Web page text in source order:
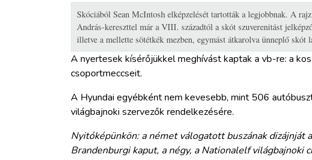
Skóciából Sean McIntosh elképzelését tartották a legjobbnak. A
András-kereszttel már a VIII. századtól a skót szuverenitást
illetve a mellette sötétkék mezben, egymást átkarolva ünneplő skót
A nyertesek kísérőjükkel meghívást kaptak a vb-re: a
csoportmeccseit.
A Hyundai egyébként nem kevesebb, mint 506
világbajnoki szervezők rendelkezésére.
Nyitóképünkön: a német válogatott buszának dizájnját
Brandenburgi kaput, a négy, a Nationalelf világbajnoki